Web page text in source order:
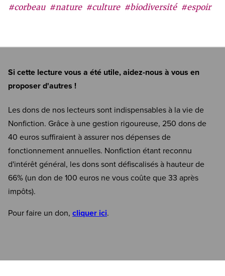
#corbeau #nature #culture #biodiversité #espoir
Si cette lecture vous a été utile, aidez-nous à vous en
proposer d'autres !
Les dons de nos lecteurs sont indispensables à la vie de
Nonfiction. Grâce à une gestion rigoureuse, 250 dons de
40 euros suffiraient à assurer nos dépenses de
fonctionnement annuelles. Nonfiction étant reconnu
d'intérêt général, les dons sont défiscalisés à hauteur de
66% (un don de 100 euros ne vous coûte que 33 après
impôts).
Pour faire un don, cliquer ici.